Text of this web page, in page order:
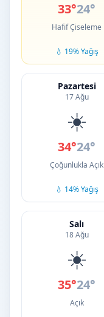
33°24°
Hafif Çiseleme
💧 19% Yağış
Pazartesi
17 Ağu
☀️
34°24°
Çoğunlukla Açık
💧 14% Yağış
Salı
18 Ağu
☀️
35°24°
Açık